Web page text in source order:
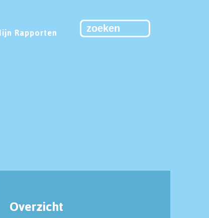
Rapporten
Overzicht